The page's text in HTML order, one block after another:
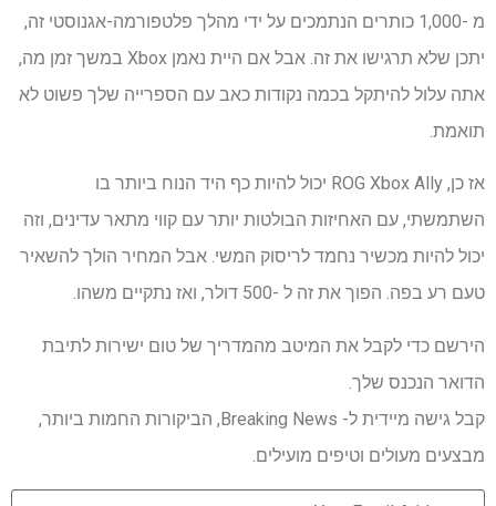
מ -1,000 כותרים הנתמכים על ידי מהלך פלטפורמה-אגנוסטי זה,
יתכן שלא תרגישו את זה. אבל אם היית נאמן Xbox במשך זמן מה,
אתה עלול להיתקל בכמה נקודות כאב עם הספרייה שלך פשוט לא
תואמת.
אז כן, ROG Xbox Ally יכול להיות כף היד הנוח ביותר בו
השתמשתי, עם האחיזות הבולטות יותר עם קווי מתאר עדינים, וזה
יכול להיות מכשיר נחמד לריסוק המשי. אבל המחיר הולך להשאיר
טעם רע בפה. הפוך את זה ל -500 דולר, ואז נתקיים משהו.
הירשם כדי לקבל את המיטב מהמדריך של טום ישירות לתיבת
הדואר הנכנס שלך.
קבל גישה מיידית ל- Breaking News, הביקורות החמות ביותר,
מבצעים מעולים וטיפים מועילים.